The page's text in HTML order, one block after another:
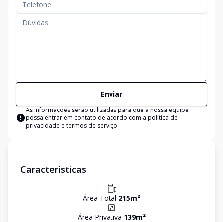
Enviar
As informações serão utilizadas para que a nossa equipe
possa entrar em contato de acordo com a política de
privacidade e termos de serviço
Características
Área Total 215m²
Área Privativa 139m²